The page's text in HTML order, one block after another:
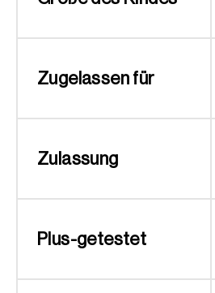
Zugelassen für
Zulassung
Plus-getestet